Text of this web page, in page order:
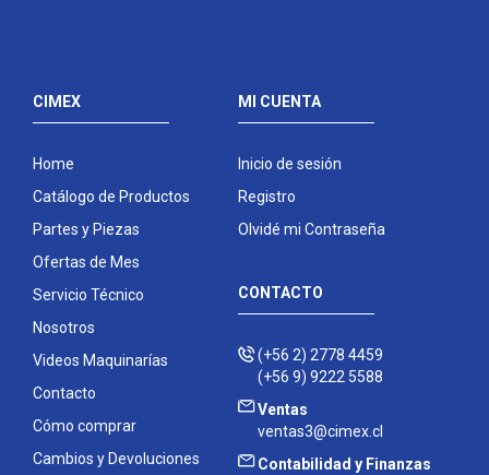
CIMEX
Home
Catálogo de Productos
Partes y Piezas
Ofertas de Mes
Servicio Técnico
Nosotros
Videos Maquinarías
Contacto
Cómo comprar
Cambios y Devoluciones
MI CUENTA
Inicio de sesión
Registro
Olvidé mi Contraseña
CONTACTO
(+56 2) 2778 4459
(+56 9) 9222 5588
Ventas
ventas3@cimex.cl
Contabilidad y Finanzas